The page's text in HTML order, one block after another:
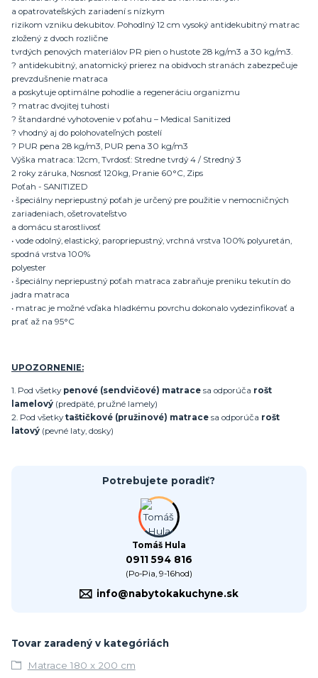
a opatrovateľských zariadení s nízkym
rizikom vzniku dekubitov. Pohodlný 12 cm vysoký antidekubitný matrac
zložený z dvoch rozlične
tvrdých penových materiálov PR pien o hustote 28 kg/m3 a 30 kg/m3.
? antidekubitný, anatomický prierez na obidvoch stranách zabezpečuje
prevzdušnenie matraca
a poskytuje optimálne pohodlie a regeneráciu organizmu
? matrac dvojitej tuhosti
? štandardné vyhotovenie v poťahu – Medical Sanitized
? vhodný aj do polohovateľných postelí
? PUR pena 28 kg/m3, PUR pena 30 kg/m3
Výška matraca: 12cm, Tvrdosť: Stredne tvrdý 4 / Stredný 3
2 roky záruka, Nosnosť 120kg, Pranie 60°C, Zips
Poťah - SANITIZED
• špeciálny nepriepustný poťah je určený pre použitie v nemocničných
zariadeniach, ošetrovateľstvo
a domácu starostlivosť
• vode odolný, elastický, paropriepustný, vrchná vrstva 100% polyuretán,
spodná vrstva 100%
polyester
• špeciálny nepriepustný poťah matraca zabraňuje preniku tekutín do
jadra matraca
• matrac je možné vďaka hladkému povrchu dokonalo vydezinfikovať a
prať až na 95°C
UPOZORNENIE:
1. Pod všetky penové (sendvičové) matrace sa odporúča rošt
lamelový (predpäté, pružné lamely)
2. Pod všetkytaštičkové (pružinové) matrace sa odporúča rošt
latový (pevné laty, dosky)
Potrebujete poradiť?
Tomáš Hula
0911 594 816
(Po-Pia, 9-16hod)
info@nabytokakuchyne.sk
Tovar zaradený v kategóriách
Matrace 180 x 200 cm